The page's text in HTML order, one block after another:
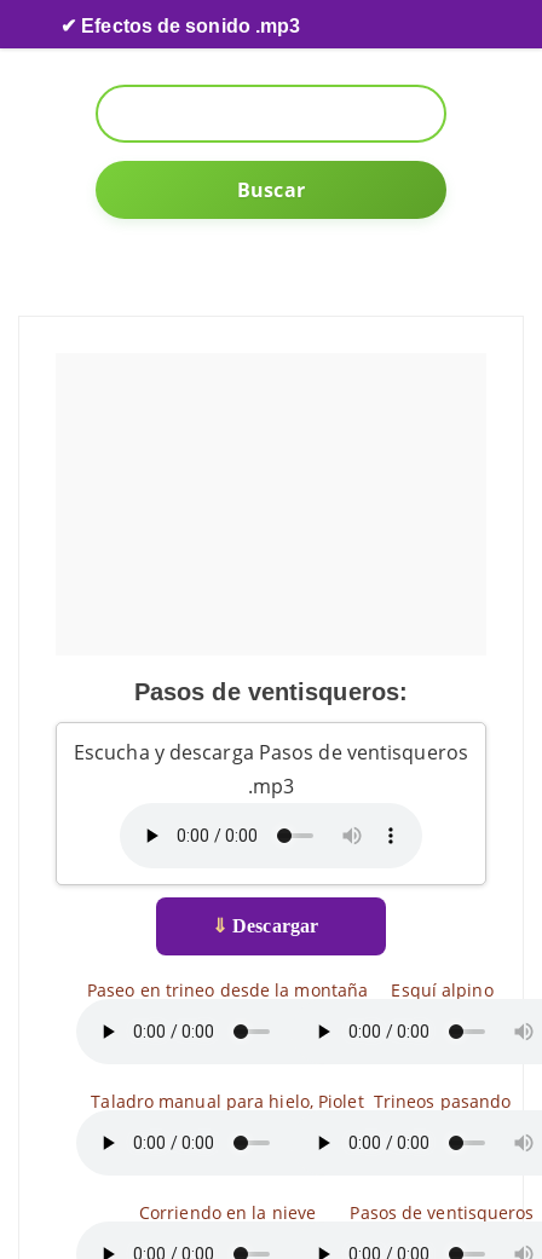
Skip to content
✔ Efectos de sonido .mp3
Buscar
Pasos de ventisqueros:
Escucha y descarga Pasos de ventisqueros
.mp3
⇓ Descargar
Paseo en trineo desde la montaña
Taladro manual para hielo, Piolet
Corriendo en la nieve
Esquí alpino
Trineos pasando
Pasos de ventisqueros